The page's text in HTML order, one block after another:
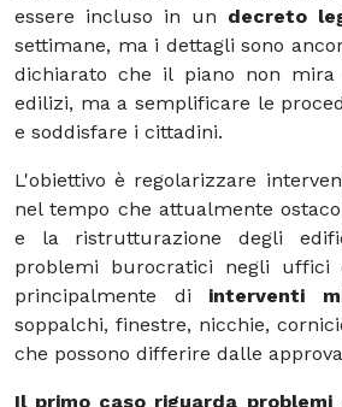
essere incluso in un decreto
settimane, ma i dettagli sono
dichiarato che il piano non
edilizi, ma a semplificare le
e soddisfare i cittadini.
L'obiettivo è regolarizzare
nel tempo che attualmente
e la ristrutturazione degli
problemi burocratici negli uffici
principalmente di interventi
soppalchi, finestre, nicchie,
che possono differire dalle
Il primo caso riguarda